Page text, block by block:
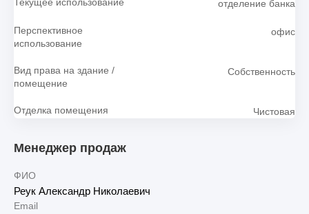
отделение банка
Перспективное
использование
офис
Вид права на здание /
помещение
Собственность
Отделка помещения Чистовая
Менеджер продаж
ФИО
Реук Александр Николаевич
Email